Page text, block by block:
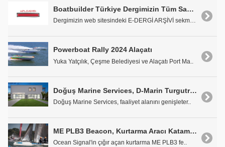
Boatbuilder Türkiye Dergimizin Tüm Sayıları İnternete Yüklendi
Dergimizin web sitesindeki E-DERGİ ARŞİVİ sekmesin..
Powerboat Rally 2024 Alaçatı
Yuka Yatçılık, Çeşme Belediyesi ve Alaçatı Port Ma..
Doğuş Marine Services, D-Marin Turgutreis'te
Doğuş Marine Services, faaliyet alanını genişleter..
ME PLB3 Beacon, Kurtarma Aracı Katamaran Kazalarında Hayat Kurtarıyor
Ocean Signal'in çığır açan kurtarma ME PLB3 fe..